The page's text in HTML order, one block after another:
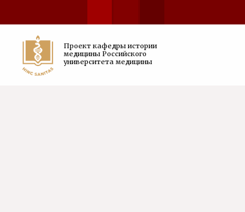
Проект кафедры истории
медицины Российского
университета медицины